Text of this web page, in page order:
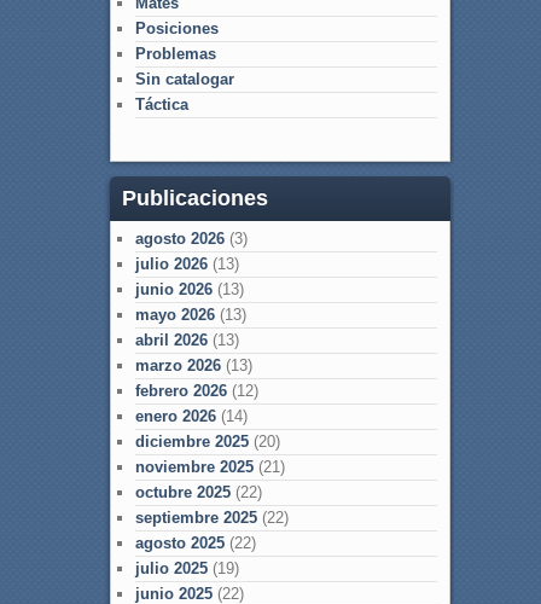
Posiciones
Problemas
Sin catalogar
Táctica
Publicaciones
agosto 2026(3)
julio 2026(13)
junio 2026(13)
mayo 2026(13)
abril 2026(13)
marzo 2026(13)
febrero 2026(12)
enero 2026(14)
diciembre 2025(20)
noviembre 2025(21)
octubre 2025(22)
septiembre 2025(22)
agosto 2025(22)
julio 2025(19)
junio 2025(22)